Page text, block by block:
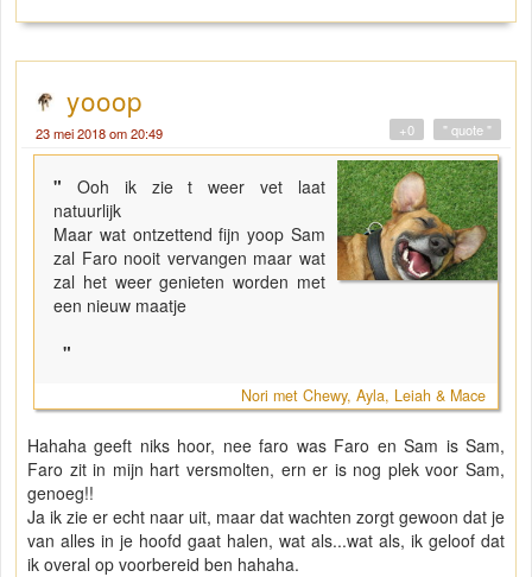
yooop
23 mei 2018 om 20:49 " quote "
+0
" Ooh ik zie t weer vet laat
natuurlijk
Maar wat ontzettend fijn yoop Sam
zal Faro nooit vervangen maar wat
zal het weer genieten worden met
een nieuw maatje
"
Nori met Chewy, Ayla, Leiah & Mace
Hahaha geeft niks hoor, nee faro was Faro en Sam is Sam,
Faro zit in mijn hart versmolten, ern er is nog plek voor Sam,
genoeg!!
Ja ik zie er echt naar uit, maar dat wachten zorgt gewoon dat je
van alles in je hoofd gaat halen, wat als...wat als, ik geloof dat
ik overal op voorbereid ben hahaha.